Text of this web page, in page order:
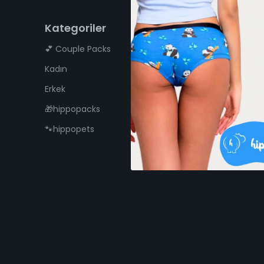
Kategoriler
💕 Couple Packs
Kadın
Erkek
🎁hippopacks
🐾hippopets
Hakkımızda
Biz Kimiz?
Bize Ulaşın
S.S.S